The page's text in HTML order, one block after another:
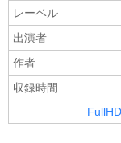
レーベル
出演者
作者
収録時間